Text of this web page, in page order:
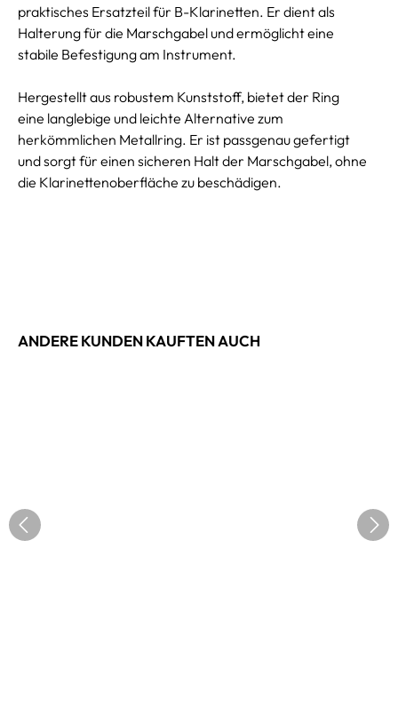
praktisches Ersatzteil für B-Klarinetten. Er dient als
Halterung für die Marschgabel und ermöglicht eine
stabile Befestigung am Instrument.
Hergestellt aus robustem Kunststoff, bietet der Ring
eine langlebige und leichte Alternative zum
herkömmlichen Metallring. Er ist passgenau gefertigt
und sorgt für einen sicheren Halt der Marschgabel, ohne
die Klarinettenoberfläche zu beschädigen.
ANDERE KUNDEN KAUFTEN AUCH